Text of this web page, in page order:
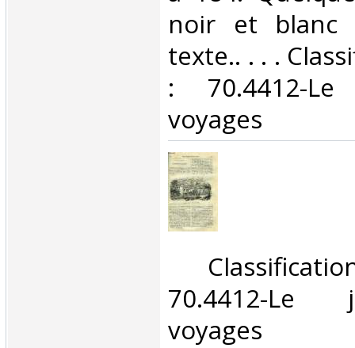
noir et blanc
texte.. . . .
: 70.4412-
voyages‎
70.4412-
voyages‎